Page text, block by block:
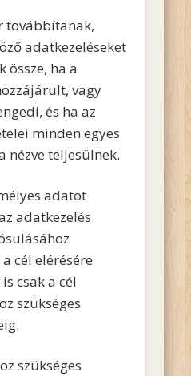
továbbítanak,
adatkezeléseket
össze, ha a
vagy
és ha az
minden egyes
nézve teljesülnek.
adatot
adatkezelés
cél elérésére
csak a cél
szükséges
szükséges